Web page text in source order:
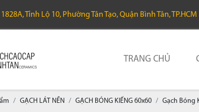
Tỉnh Lộ 10, Phường Tân Tạo, Quận Bình Tân, TP.HCM
TRANG CHỦ
GẠCH LÁT NỀN GẠCH BÓNG KIẾNG 60x60 Gạch Bóng